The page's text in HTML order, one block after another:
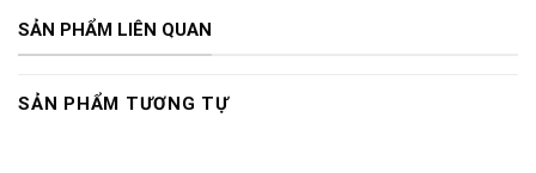
SẢN PHẨM LIÊN QUAN
SẢN PHẨM TƯƠNG TỰ